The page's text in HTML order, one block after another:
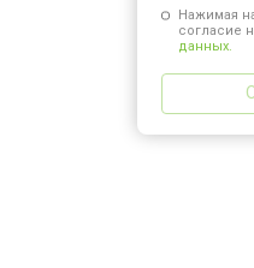
Нажимая
согласие
данных.